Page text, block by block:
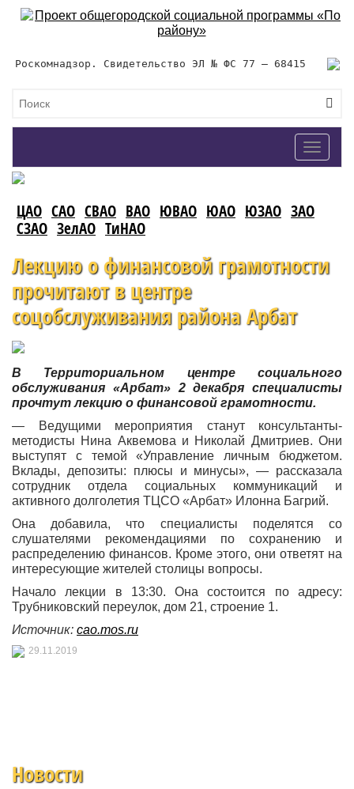
Роскомнадзор. Свидетельство ЭЛ № ФС 77 – 68415
Toggle
ЦАО САО СВАО ВАО ЮВАО ЮАО ЮЗАО ЗАО
СЗАО ЗелАО ТиНАО
Лекцию о финансовой грамотности
прочитают в центре
соцобслуживания района Арбат
В Территориальном центре социального
обслуживания «Арбат» 2 декабря специалисты
прочтут лекцию о финансовой грамотности.
— Ведущими мероприятия станут консультанты-
методисты Нина Аквемова и Николай Дмитриев. Они
выступят с темой «Управление личным бюджетом.
Вклады, депозиты: плюсы и минусы», — рассказала
сотрудник отдела социальных коммуникаций и
активного долголетия ТЦСО «Арбат» Илонна Багрий.
Она добавила, что специалисты поделятся со
слушателями рекомендациями по сохранению и
распределению финансов. Кроме этого, они ответят на
интересующие жителей столицы вопросы.
Начало лекции в 13:30. Она состоится по адресу:
Трубниковский переулок, дом 21, строение 1.
Источник: cao.mos.ru
29.11.2019
Новости